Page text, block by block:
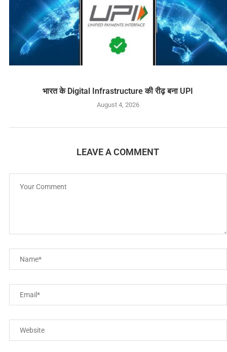
भारत के Digital Infrastructure की रीढ़ बना UPI
August 4, 2026
LEAVE A COMMENT